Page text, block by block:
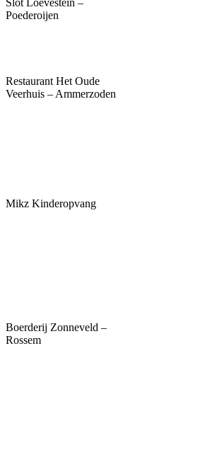
Slot Loevestein –
Poederoijen
Restaurant Het Oude
Veerhuis – Ammerzoden
Mikz Kinderopvang
Boerderij Zonneveld –
Rossem